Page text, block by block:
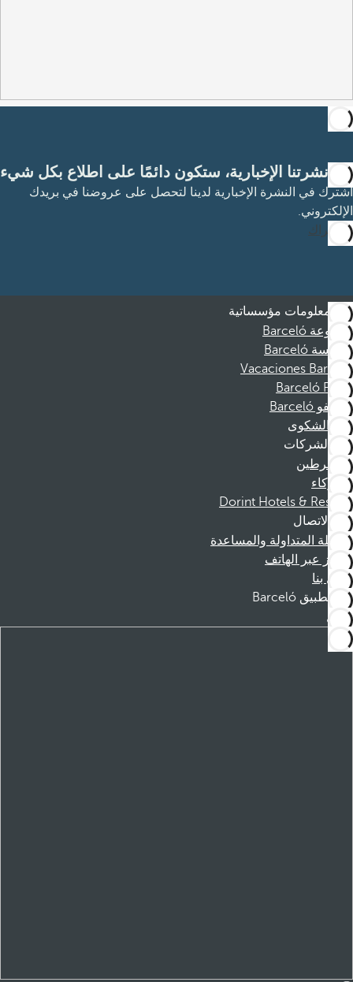
مع نشرتنا الإخبارية، ستكون دائمًا على اطلاع بكل شيء
اشترك في النشرة الإخبارية لدينا لتحصل على عروضنا في بريدك
الإلكتروني.
الاشتراك
معلومات مؤسساتية
مجموعة Barceló
مؤسسة Barceló
Vacaciones Barceló
Barceló Films
موظفو Barceló
قناة الشكوى
الشركات
المنخرطين
الشركاء
Dorint Hotels & Resorts
الاتصال
الأسئلة المتداولة والمساعدة
الحجز عبر الهاتف
اتصل بنا
تطبيق Barceló
تنزيل